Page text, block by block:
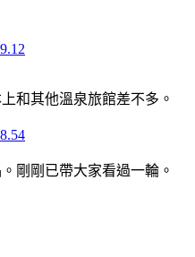
和其他溫泉旅館差不多。
剛剛已帶大家看過一輪。